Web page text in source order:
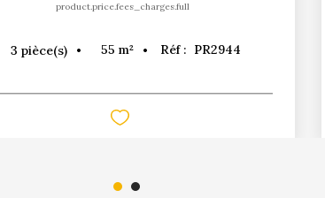
product.price.fees_charges.full
3 pièce(s) 55 m² Réf : PR2944